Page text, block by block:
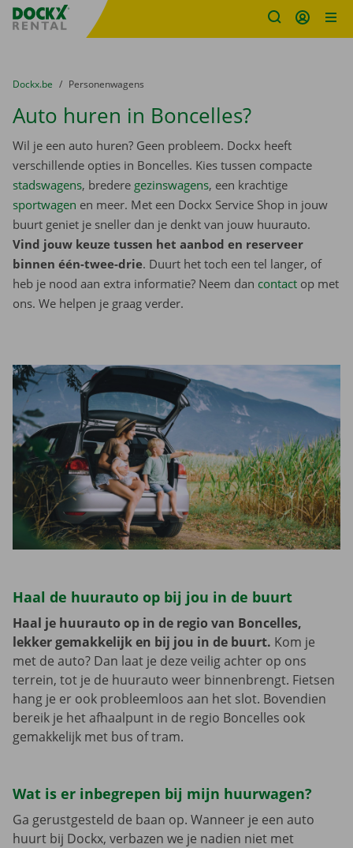
Fratello DEMO
U bevindt zich hier:
van
Dockx.be naar
Personenwagens
Auto huren in Boncelles?
Wil je een auto huren? Geen probleem. Dockx heeft
verschillende opties in Boncelles. Kies tussen compacte
stadswagens, bredere gezinswagens, een krachtige
sportwagen en meer. Met een Dockx Service Shop in jouw
buurt geniet je sneller dan je denkt van jouw huurauto.
Vind jouw keuze tussen het aanbod en reserveer
binnen één-twee-drie. Duurt het toch een tel langer, of
heb je nood aan extra informatie? Neem dan contact op met
ons. We helpen je graag verder.
Haal de huurauto op bij jou in de buurt
Haal je huurauto op in de regio van Boncelles,
lekker gemakkelijk en bij jou in de buurt. Kom je
met de auto? Dan laat je deze veilig achter op ons
terrein, tot je de huurauto weer binnenbrengt. Fietsen
hang je er ook probleemloos aan het slot. Bovendien
bereik je het afhaalpunt in de regio Boncelles ook
gemakkelijk met bus of tram.
Wat is er inbegrepen bij mijn huurwagen?
Ga gerustgesteld de baan op. Wanneer je een auto
huurt bij Dockx, verbazen we je nadien niet met